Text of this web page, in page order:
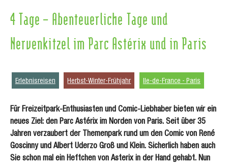
4 Tage – Abenteuerliche Tage und
Nervenkitzel im Parc Astérix und in Paris
Erlebnisreisen Herbst-Winter-Frühjahr Ile-de-France - Paris
Für Freizeitpark-Enthusiasten und Comic-Liebhaber bieten wir ein
neues Ziel: den Parc Astérix im Norden von Paris. Seit über 35
Jahren verzaubert der Themenpark rund um den Comic von René
Goscinny und Albert Uderzo Groß und Klein. Sicherlich haben auch
Sie schon mal ein Heftchen von Asterix in der Hand gehabt. Nun